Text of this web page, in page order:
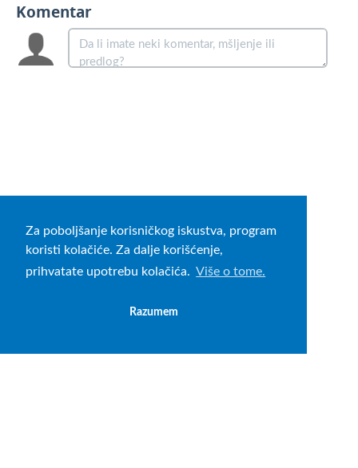
Za poboljšanje korisničkog iskustva, program
koristi kolačiće. Za dalje korišćenje,
prihvatate upotrebu kolačića. Više o tome.
Razumem
Komentar